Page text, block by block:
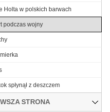
Holta w polskich barwach
podczas wojny
spłynął z deszczem
STRONA